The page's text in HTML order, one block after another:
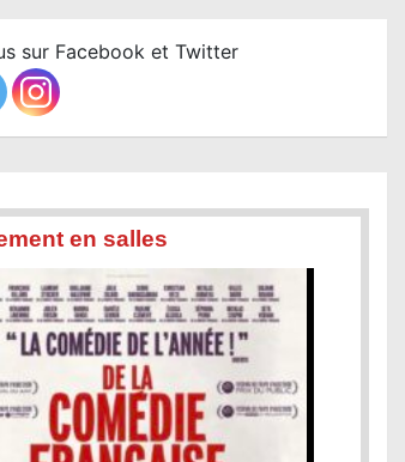
sur Facebook et Twitter
en salles